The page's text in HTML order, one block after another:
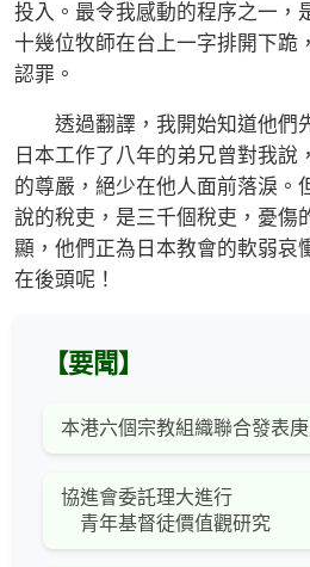
投入。最令我感動的程序之一，
十幾位牧師在台上一字排開下跪
認罪。
透過翻譯，我開始知道他們
日本工作了八年的弟兄曾對我說
的尊嚴，絕少在他人面前落淚。
說的稅吏，是三千個稅吏，憂傷
顯，他們正為日本教會的軟弱哀
在後頭呢！
【要聞】
本港六個宗教組織聯合發表
協進會委託理大進行
青年基督徒價值觀研究